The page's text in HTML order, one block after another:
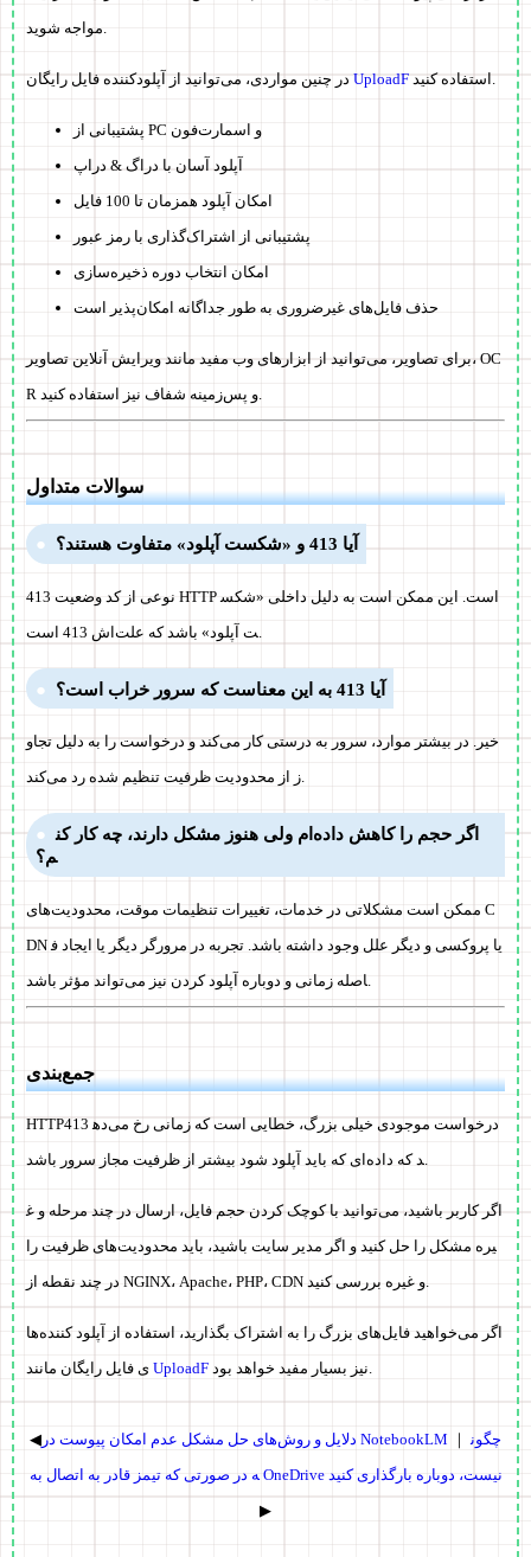
UploadF
پشتیبانی از PC و اسمارت‌فون
آپلود آسان با دراگ & دراپ
امکان آپلود همزمان تا 100 فایل
پشتیبانی از اشتراک‌گذاری با رمز عبور
امکان انتخاب دوره ذخیره‌سازی
حذف فایل‌های غیرضروری به طور جداگانه امکان‌پذیر است
برای تصاویر، می‌توانید از ابزارهای وب مفید مانند ویرایش آنلاین تصاویر، OC
سوالات متداول
آیا 413 و «شکست آپلود» متفاوت هستند؟
413 نوعی از کد وضعیت HTTP است. این ممکن است به دلیل داخلی «شکس
آیا 413 به این معناست که سرور خراب است؟
خیر. در بیشتر موارد، سرور به درستی کار می‌کند و درخواست را به دلیل تجاو
ز از محدودیت ظرفیت تنظیم شده رد می‌کند.
اگر حجم را کاهش داده‌ام ولی هنوز مشکل دارند، چه کار کن
م؟
ممکن است مشکلاتی در خدمات، تغییرات تنظیمات موقت، محدودیت‌های C
DN یا پروکسی و دیگر علل وجود داشته باشد. تجربه در مرورگر دیگر یا ایجاد ف
جمع‌بندی
HTTP413 درخواست موجودی خیلی بزرگ، خطایی است که زمانی رخ می‌ده
د که داده‌ای که باید آپلود شود بیشتر از ظرفیت مجاز سرور باشد.
اگر کاربر باشید، می‌توانید با کوچک کردن حجم فایل، ارسال در چند مرحله و غ
یره مشکل را حل کنید و اگر مدیر سایت باشید، باید محدودیت‌های ظرفیت را
در چند نقطه از NGINX، Apache، PHP، CDN و غیره بررسی کنید.
اگر می‌خواهید فایل‌های بزرگ را به اشتراک بگذارید، استفاده از آپلود کننده‌ها
UploadF نیز بسیار مفید خواهد بود.
◀ دلایل و روش‌های حل مشکل عدم امکان پیوست در NotebookLM ｜چگون
ه در صورتی که تیمز قادر به اتصال به OneDrive نیست، دوباره بارگذاری کنید
▶